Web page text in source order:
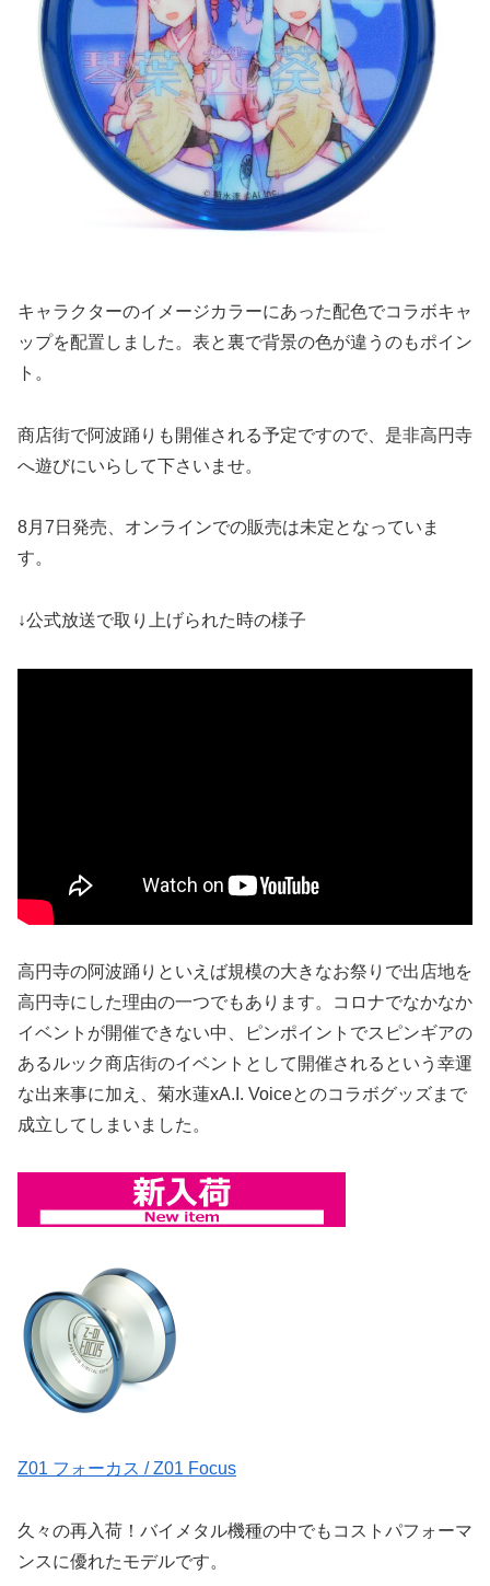
キャラクターのイメージカラーにあった配色でコラボキャ
ップを配置しました。表と裏で背景の色が違うのもポイン
ト。
商店街で阿波踊りも開催される予定ですので、是非高円寺
へ遊びにいらして下さいませ。
8月7日発売、オンラインでの販売は未定となっていま
す。
↓公式放送で取り上げられた時の様子
高円寺の阿波踊りといえば規模の大きなお祭りで出店地を
高円寺にした理由の一つでもあります。コロナでなかなか
イベントが開催できない中、ピンポイントでスピンギアの
あるルック商店街のイベントとして開催されるという幸運
な出来事に加え、菊水蓮xA.I. Voiceとのコラボグッズまで
成立してしまいました。
Z01 フォーカス / Z01 Focus
久々の再入荷！バイメタル機種の中でもコストパフォーマ
ンスに優れたモデルです。